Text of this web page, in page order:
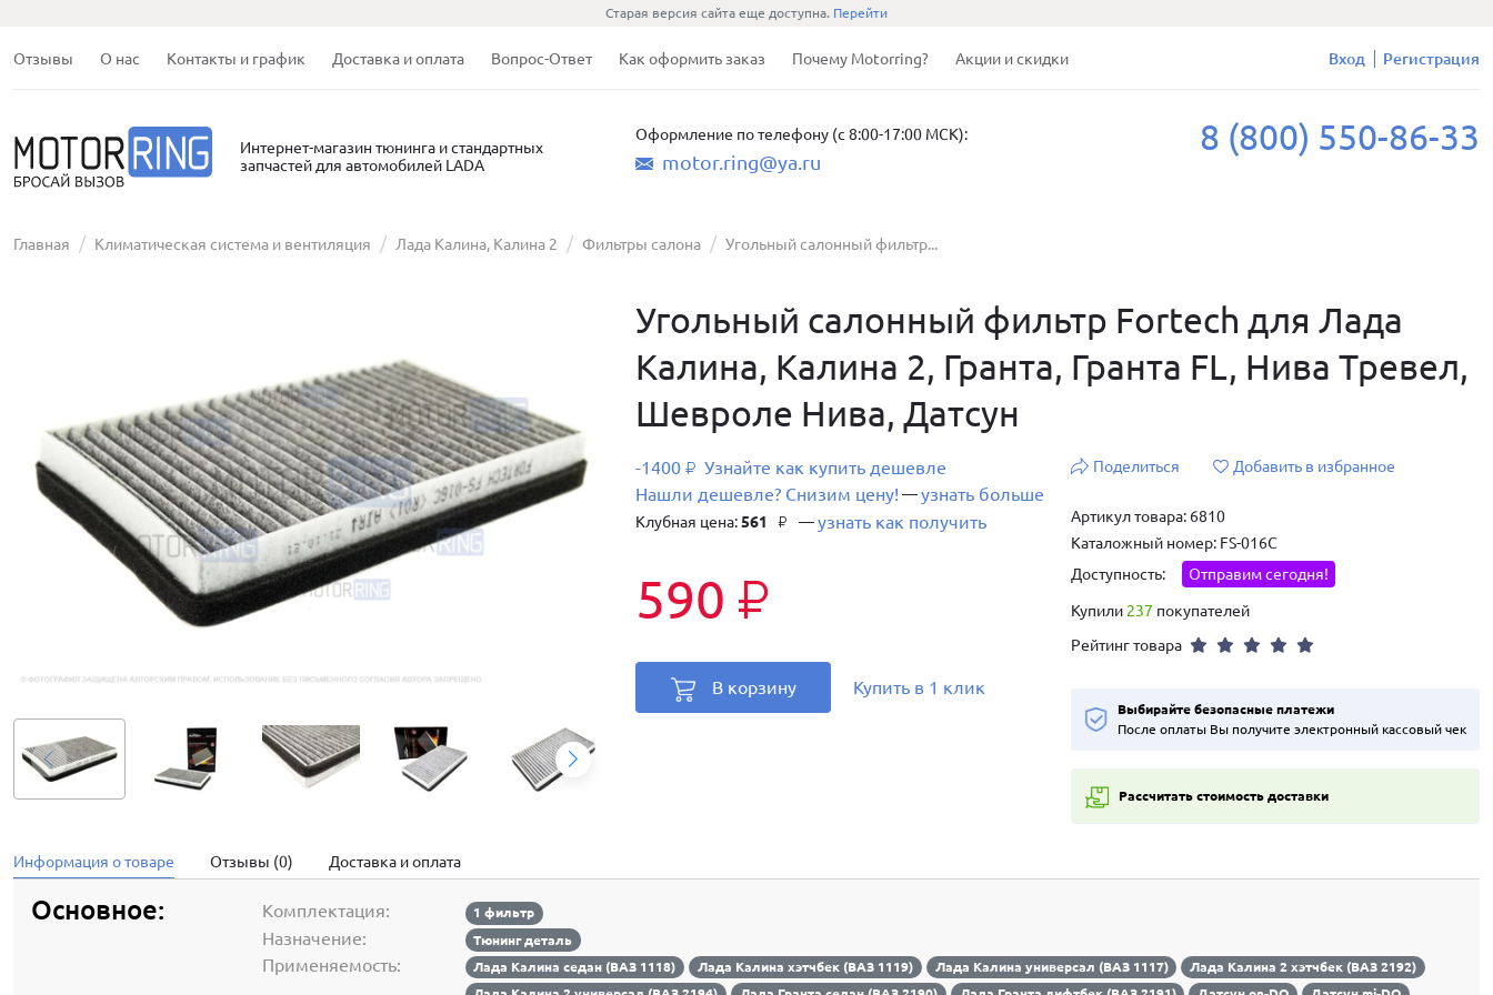
Старая версия сайта еще доступна. Перейти
Отзывы О нас Контакты и график Доставка и оплата Вопрос-Ответ Как оформить заказ Почему Motorring? Акции и скидки Вход Регистрация
Интернет-магазин тюнинга и стандартных
запчастей для автомобилей LADA
Оформление по телефону (с 8:00-17:00 МСК):
motor.ring@ya.ru
8 (800) 550-86-33
Главная Климатическая система и вентиляция Лада Калина, Калина 2 Фильтры салона Угольный салонный фильтр...
Угольный салонный фильтр Fortech для Лада
Калина, Калина 2, Гранта, Гранта FL, Нива Тревел,
Шевроле Нива, Датсун
-1400 ₽ Узнайте как купить дешевле
Нашли дешевле? Снизим цену! —узнать больше
Клубная цена:561 ₽ —узнать как получить
590 ₽
В корзину Купить в 1 клик
Поделиться Добавить в избранное
Артикул товара: 6810
Каталожный номер: FS-016C
Доступность:
Отправим сегодня!
Купили 237 покупателей
Рейтинг товара
Выбирайте безопасные платежи
После оплаты Вы получите электронный кассовый чек
Рассчитать стоимость доставки
Информация о товаре Отзывы (0) Доставка и оплата
Основное: Комплектация: 1 фильтр
Назначение: Тюнинг деталь
Применяемость: Лада Калина седан (ВАЗ 1118) Лада Калина хэтчбек (ВАЗ 1119) Лада Калина универсал (ВАЗ 1117)
Лада Калина 2 хэтчбек (ВАЗ 2192)